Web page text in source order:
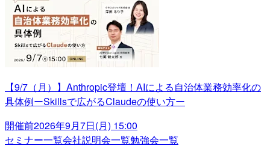
【9/7（月）】Anthropic登壇！AIによる自治体業務効率化の
具体例ーSkillsで広がるClaudeの使い方ー
開催前2026年9月7日(月) 15:00
セミナー一覧会社説明会一覧勉強会一覧